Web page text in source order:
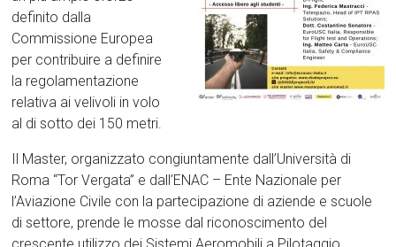
definito dalla
Commissione Europea
per contribuire a definire
la regolamentazione
relativa ai velivoli in volo
al di sotto dei 150 metri.
Il Master, organizzato congiuntamente dall’Università di
Roma “Tor Vergata” e dall’ENAC – Ente Nazionale per
l’Aviazione Civile con la partecipazione di aziende e scuole
di settore, prende le mosse dal riconoscimento del